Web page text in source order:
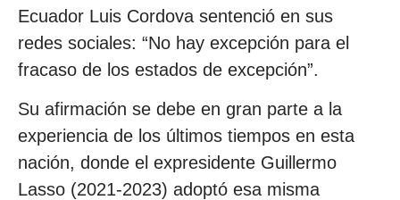
Ecuador Luis Cordova sentenció en sus
redes sociales: “No hay excepción para el
fracaso de los estados de excepción”.
Su afirmación se debe en gran parte a la
experiencia de los últimos tiempos en esta
nación, donde el expresidente Guillermo
Lasso (2021-2023) adoptó esa misma